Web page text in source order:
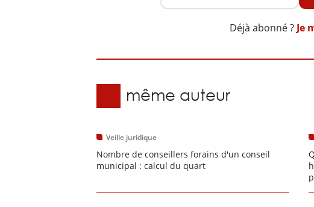
Déjà abonné ? Je
Du même auteur
Veille juridique
Nombre de conseillers forains d'un conseil
municipal : calcul du quart